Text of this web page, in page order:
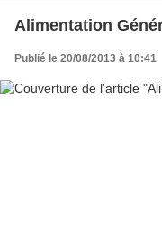
Alimentation
Publié le 20/08/2013 à 10:41